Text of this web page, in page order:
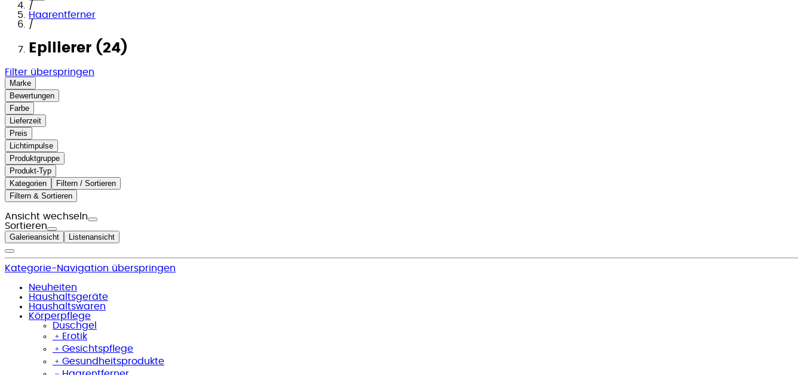
/
Haarentferner
/
Epilierer (24)
Filter überspringen
Marke
Bewertungen
Farbe
Lieferzeit
Preis
Lichtimpulse
Produktgruppe
Produkt-Typ
Kategorien
Filtern / Sortieren
Filtern & Sortieren
Ansicht wechseln
Sortieren
Galerieansicht Listenansicht
Kategorie-Navigation überspringen
Neuheiten
Haushaltsgeräte
Haushaltswaren
Körperpflege
Duschgel
﹢ Erotik
﹢ Gesichtspflege
﹢ Gesundheitsprodukte